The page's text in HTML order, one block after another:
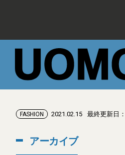
FASHION 2021.02.15 最終更新日
アーカイブ